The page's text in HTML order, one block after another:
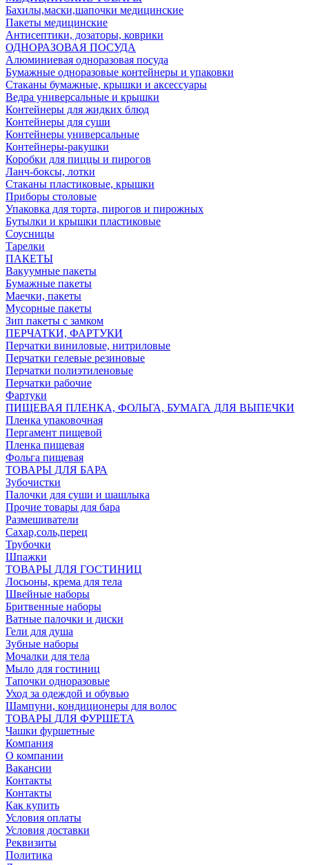
Бахилы,маски,шапочки медицинские
Пакеты медицинские
Антисептики, дозаторы, коврики
ОДНОРАЗОВАЯ ПОСУДА
Алюминиевая одноразовая посуда
Бумажные одноразовые контейнеры и упаковки
Стаканы бумажные, крышки и аксессуары
Ведра универсальные и крышки
Контейнеры для жидких блюд
Контейнеры для суши
Контейнеры универсальные
Контейнеры-ракушки
Коробки для пиццы и пирогов
Ланч-боксы, лотки
Стаканы пластиковые, крышки
Приборы столовые
Упаковка для торта, пирогов и пирожных
Бутылки и крышки пластиковые
Соусницы
Тарелки
ПАКЕТЫ
Вакуумные пакеты
Бумажные пакеты
Маечки, пакеты
Мусорные пакеты
Зип пакеты с замком
ПЕРЧАТКИ, ФАРТУКИ
Перчатки виниловые, нитриловые
Перчатки гелевые резиновые
Перчатки полиэтиленовые
Перчатки рабочие
Фартуки
ПИЩЕВАЯ ПЛЕНКА, ФОЛЬГА, БУМАГА ДЛЯ ВЫПЕЧКИ
Пленка упаковочная
Пергамент пищевой
Пленка пищевая
Фольга пищевая
ТОВАРЫ ДЛЯ БАРА
Зубочистки
Палочки для суши и шашлыка
Прочие товары для бара
Размешиватели
Сахар,соль,перец
Трубочки
Шпажки
ТОВАРЫ ДЛЯ ГОСТИНИЦ
Лосьоны, крема для тела
Швейные наборы
Бритвенные наборы
Ватные палочки и диски
Гели для душа
Зубные наборы
Мочалки для тела
Мыло для гостиниц
Тапочки одноразовые
Уход за одеждой и обувью
Шампуни, кондиционеры для волос
ТОВАРЫ ДЛЯ ФУРШЕТА
Чашки фуршетные
Компания
О компании
Вакансии
Контакты
Контакты
Как купить
Условия оплаты
Условия доставки
Реквизиты
Политика